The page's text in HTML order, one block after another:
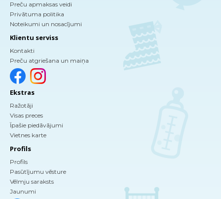
Preču apmaksas veidi
Privātuma politika
Noteikumi un nosacījumi
Klientu serviss
Kontakti
Preču atgriešana un maiņa
Ekstras
Ražotāji
Visas preces
Īpašie piedāvājumi
Vietnes karte
Profils
Profils
Pasūtījumu vēsture
Vēlmju saraksts
Jaunumi